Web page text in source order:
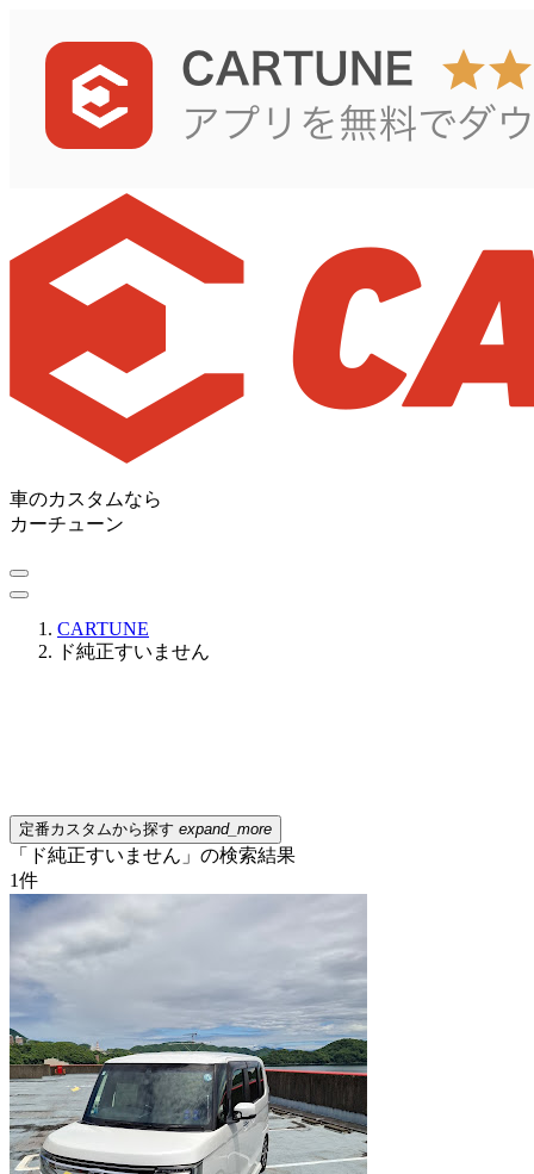
車のカスタムなら
カーチューン
CARTUNE
ド純正すいません
定番カスタムから探す expand_more
「ド純正すいません」の検索結果
1件